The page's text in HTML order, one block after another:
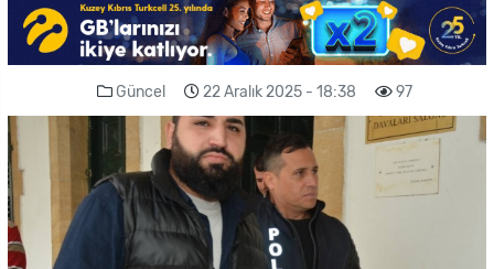
Güncel 22 Aralık 2025 - 18:38 97